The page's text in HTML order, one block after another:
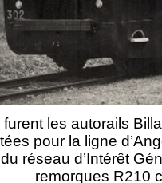
les autorails
pour la ligne
réseau d’Intérêt
remorques R210